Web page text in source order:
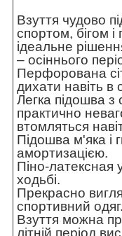
Взуття чудово
спортом, бігом
ідеальне
– осіннього
Перфорована
дихати навіть в
Легка підошва з
практично
втомляться
Підошва м'яка і
амортизацією.
Піно-латексная
ходьбі.
Прекрасно
спортивний одяг.
Взуття можна